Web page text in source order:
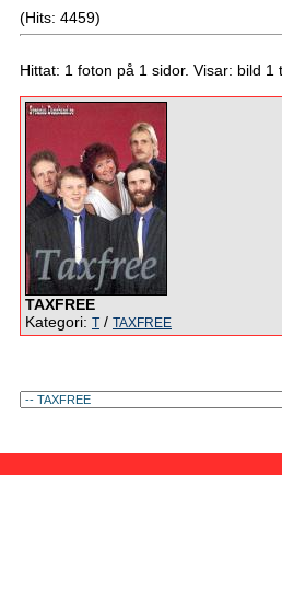
(Hits: 4459)
Hittat: 1 foton på 1 sidor. Visar: bild 1
TAXFREE
Kategori: T / TAXFREE